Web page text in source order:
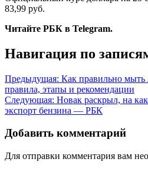
83,99 руб.
Читайте РБК в Telegram.
Навигация по
Предыдущая: Как правильно мыть
правила, этапы и рекомендации
Следующая: Новак раскрыл, на
экспорт бензина — РБК
Добавить комментарий
Для отправки комментария вам